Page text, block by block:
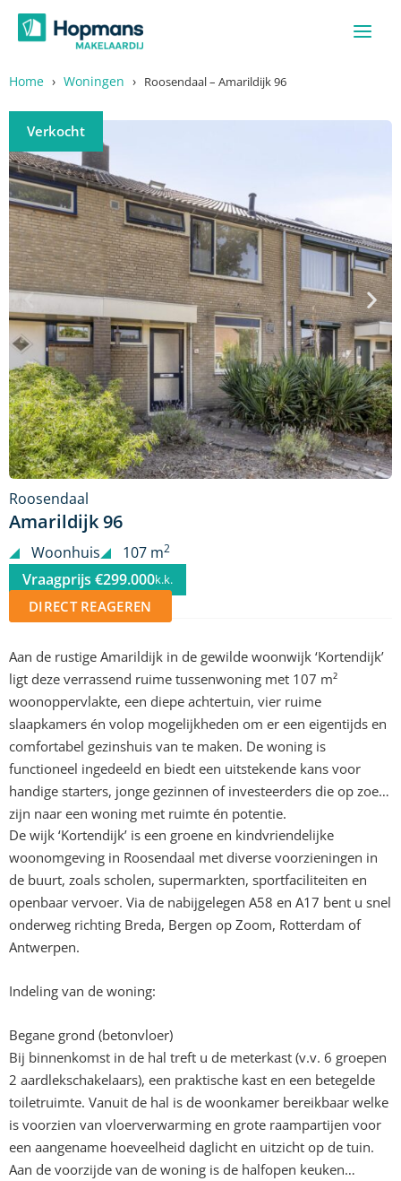
naar
inhoud
Home › Woningen › Roosendaal – Amarildijk 96
Verkocht
Roosendaal
Amarildijk 96
Woonhuis 107 m2
Vraagprijs €299.000k.k.
DIRECT REAGEREN
Aan de rustige Amarildijk in de gewilde woonwijk ‘Kortendijk’
ligt deze verrassend ruime tussenwoning met 107 m²
woonoppervlakte, een diepe achtertuin, vier ruime
slaapkamers én volop mogelijkheden om er een eigentijds en
comfortabel gezinshuis van te maken. De woning is
functioneel ingedeeld en biedt een uitstekende kans voor
handige starters, jonge gezinnen of investeerders die op zoek
zijn naar een woning met ruimte én potentie.
De wijk ‘Kortendijk’ is een groene en kindvriendelijke
woonomgeving in Roosendaal met diverse voorzieningen in
de buurt, zoals scholen, supermarkten, sportfaciliteiten en
openbaar vervoer. Via de nabijgelegen A58 en A17 bent u snel
onderweg richting Breda, Bergen op Zoom, Rotterdam of
Antwerpen.
Indeling van de woning:
Begane grond (betonvloer)
Bij binnenkomst in de hal treft u de meterkast (v.v. 6 groepen
2 aardlekschakelaars), een praktische kast en een betegelde
toiletruimte. Vanuit de hal is de woonkamer bereikbaar welke
is voorzien van vloerverwarming en grote raampartijen voor
een aangename hoeveelheid daglicht en uitzicht op de tuin.
Aan de voorzijde van de woning is de halfopen keuken